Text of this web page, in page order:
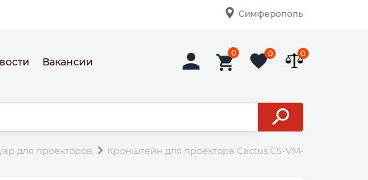
Симферополь
Вакансии
0 0 0
для проекторов Кронштейн для проектора Cactus CS-VM-PR16L-BK